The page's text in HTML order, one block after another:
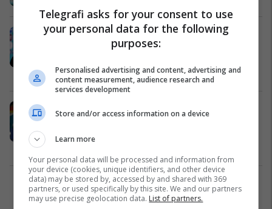
Low ngre alarmin te Gjermania:
Duhet të jemi më konkretë që ta
Përfaqësueset 18/06/2021
Low pas humbjes nga Franca: Ishte
lojtarët dhanë gjithçka
1
Telegrafi asks for your consent to use
your personal data for the following
purposes:
Personalised advertising and content, advertising and
content measurement, audience research and
services development
Store and/or access information on a device
Learn more
Your personal data will be processed and information from
your device (cookies, unique identifiers, and other device
data) may be stored by, accessed by and shared with 369
partners, or used specifically by this site. We and our partners
may use precise geolocation data. List of partners.